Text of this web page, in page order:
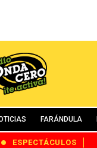
FARÁNDULA
ESPECTÁCULOS